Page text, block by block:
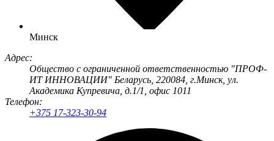
Минск
Адрес:
Общество с ограниченной ответственностью "ПРОФ-
ИТ ИННОВАЦИИ" Беларусь, 220084, г.Минск, ул.
Академика Купревича, д.1/1, офис 1011
Телефон:
+375 17-323-30-94